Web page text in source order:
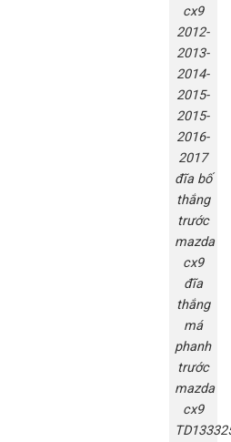
cx9
2012-
2013-
2014-
2015-
2015-
2016-
2017
đĩa bố
thắng
trước
mazda
cx9
đĩa
thắng
má
phanh
trước
mazda
cx9